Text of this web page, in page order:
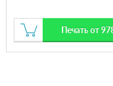
Печать от